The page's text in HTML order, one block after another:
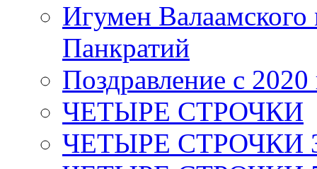
Игумен
Панкратий
Поздравление с 2020
ЧЕТЫРЕ СТРОЧКИ
ЧЕТЫРЕ СТРОЧКИ 3